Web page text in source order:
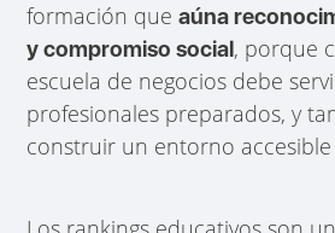
formación queaúna
y compromiso social, porque
escuela de negocios debe
profesionales preparados, y
construir un entorno accesible